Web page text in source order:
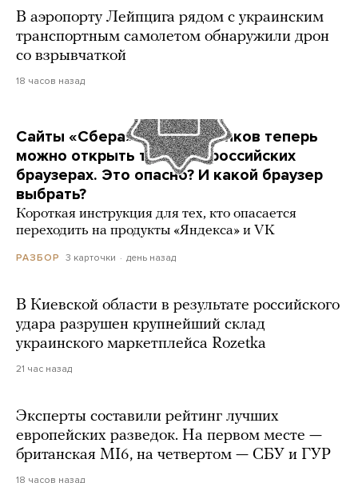
В аэропорту Лейпцига рядом с украинским
транспортным самолетом обнаружили дрон
со взрывчаткой
18 часов назад
Сайты «Сбера» и других банков теперь
можно открыть только в российских
браузерах. Это опасно? И какой браузер
выбрать?
Короткая инструкция для тех, кто опасается
переходить на продукты «Яндекса» и VK
РАЗБОР 3 карточки день назад
В Киевской области в результате российского
удара разрушен крупнейший склад
украинского маркетплейса Rozetka
21 час назад
Эксперты составили рейтинг лучших
европейских разведок. На первом месте —
британская MI6, на четвертом — СБУ и ГУР
18 часов назад